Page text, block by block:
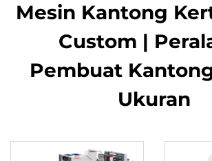
Mesin Kantong
Custom |
Pembuat
Ukuran